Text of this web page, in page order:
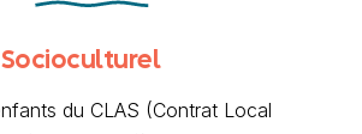
du CLAS (Contrat Local